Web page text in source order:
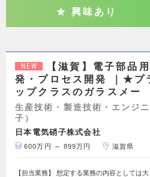
興味あり
NEW
【滋賀】電子部品
発・プロセス開発 ｜★プ
ップクラスのガラスメー
生産技術・製造技術・エンジ
子）
日本電気硝子株式会社
600万円 ～ 899万円 滋賀県
【担当業務】 想定する業務の内容としては